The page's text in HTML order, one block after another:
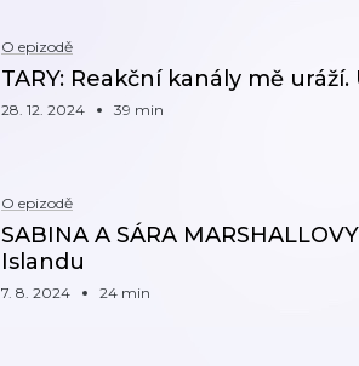
O epizodě
TARY: Reakční kanály mě
28. 12. 2024 39 min
O epizodě
SABINA A SÁRA
Islandu
7. 8. 2024 24 min